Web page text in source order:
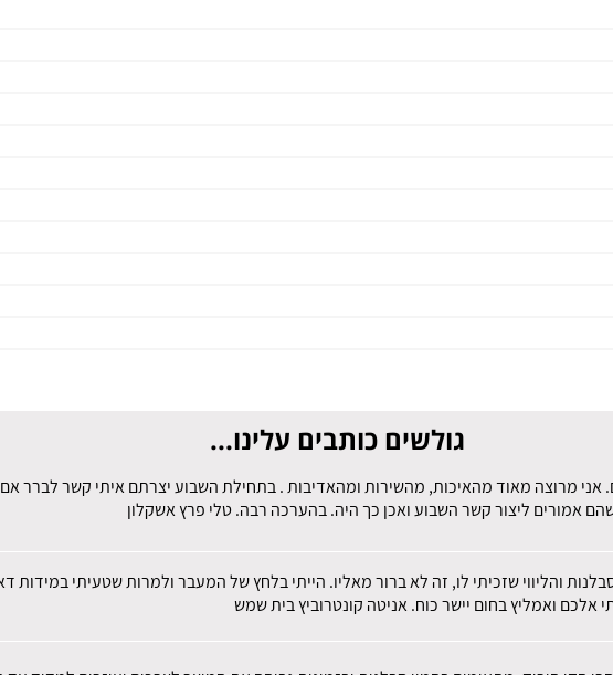
גולשים כותבים עלינו...
מרוצה מאוד מהאיכות, מהשירות ומהאדיבות . בתחילת השבוע יצרתם איתי קשר לברר אם
אמורים ליצור קשר השבוע ואכן כך היה. בהערכה רבה. טלי פרץ אשקלון
והליווי שזכיתי לו, זה לא ברור מאליו. הייתי בלחץ של המעבר ולמרות שטעיתי
אלכם ואמליץ בחום יישר כוח. אניטה קונטרוביץ בית שמש